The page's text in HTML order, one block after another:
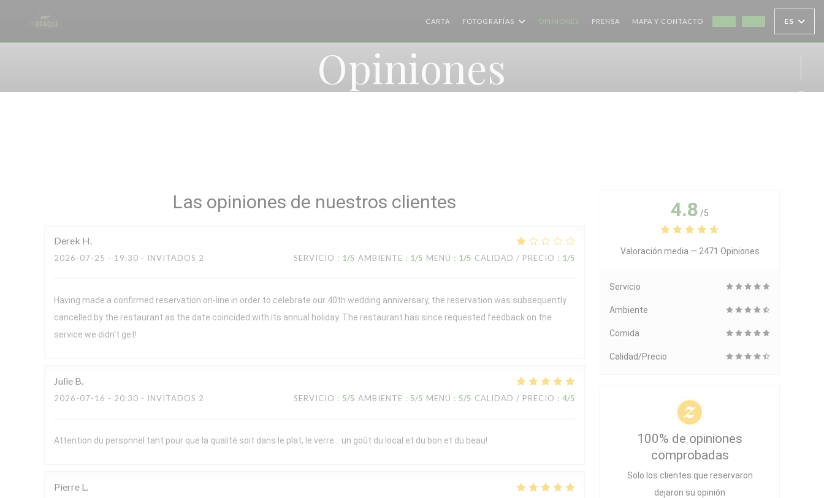
CARTA FOTOGRAFÍAS OPINIONES PRENSA
((ABRE EN UNA
((ABRE EN UNA NUEVA
MAPA Y CONTACTO ES
Opiniones
Las opiniones de nuestros clientes
Derek H
2026-07-25 - 19:30 - INVITADOS 2 SERVICIO : 1/5 AMBIENTE : 1/5 MENÚ : 1/5 CALIDAD / PRECIO : 1/5
Having made a confirmed reservation on-line in order to celebrate our 40th wedding anniversary, the reservation was subsequently
cancelled by the restaurant as the date coincided with its annual holiday. The restaurant has since requested feedback on the
service we didn't get!
Julie B
2026-07-16 - 20:30 - INVITADOS 2 SERVICIO : 5/5 AMBIENTE : 5/5 MENÚ : 5/5 CALIDAD / PRECIO : 4/5
Attention du personnel tant pour que la qualité soit dans le plat, le verre… un goût du local et du bon et du beau!
Pierre L
4.8 /5
Valoración media — 2471 Opiniones
Servicio
Ambiente
Comida
Calidad/Precio
100% de opiniones
comprobadas
Solo los clientes que reservaron
dejaron su opinión